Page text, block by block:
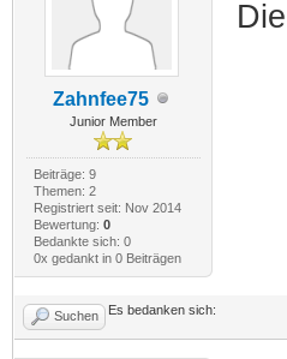
Zahnfee75
Junior Member
Beiträge: 9
Themen: 2
Registriert seit: Nov 2014
Bewertung: 0
Bedankte sich: 0
0x gedankt in 0 Beiträgen
Suchen Es bedanken sich: